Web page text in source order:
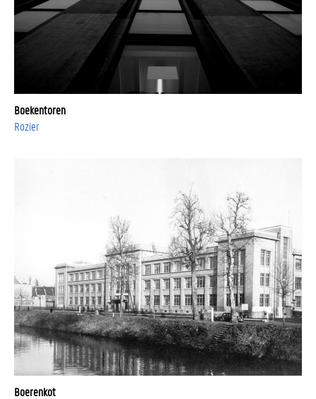
Boekentoren
Rozier
Boerenkot